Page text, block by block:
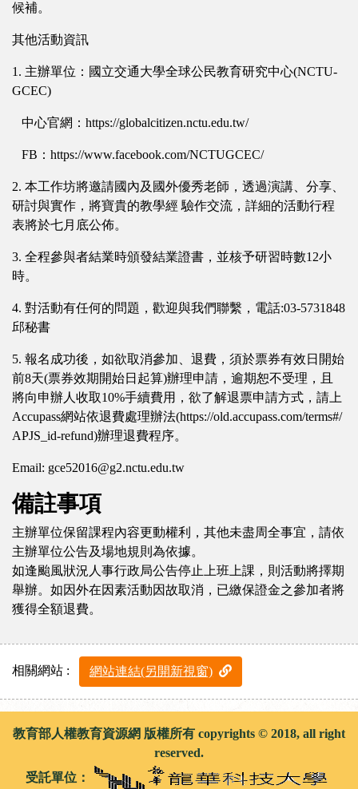
候補。
其他活動資訊
1. 主辦單位：國立交通大學全球公民教育研究中心(NCTU-
GCEC)
中心官網：https://globalcitizen.nctu.edu.tw/
FB：https://www.facebook.com/NCTUGCEC/
2. 本工作坊將邀請國內及國外優秀老師，透過演講、分享、
研討與實作，將寶貴的教學經 驗作交流，詳細的活動行程
表將於七月底公佈。
3. 全程參與者結業時頒發結業證書，並核予研習時數12小
時。
4. 對活動有任何的問題，歡迎與我們聯繫，電話:03-5731848
邱秘書
5. 報名成功後，如欲取消參加、退費，須於票券有效日開始
前8天(票券效期開始日起算)辦理申請，逾期恕不受理，且
將向申辦人收取10%手續費用，欲了解退票申請方式，請上
Accupass網站依退費處理辦法(https://old.accupass.com/terms#/
APJS_id-refund)辦理退費程序。
Email: gce52016@g2.nctu.edu.tw
備註事項
主辦單位保留課程內容更動權利，其他未盡周全事宜，請依
主辦單位公告及場地規則為依據。
如逢颱風狀況人事行政局公告停止上班上課，則活動將擇期
舉辦。如因外在因素活動因故取消，已繳保證金之參加者將
獲得全額退費。
相關網站 : 網站連結(另開新視窗)
教育部人權教育資源網 版權所有 copyrights © 2018, all right
reserved.
受託單位：